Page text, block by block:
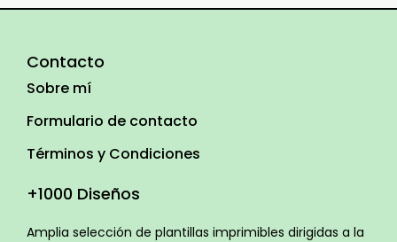
Contacto
Sobre mí
Formulario de contacto
Términos y Condiciones
+1000 Diseños
Amplia selección de plantillas imprimibles dirigidas a la